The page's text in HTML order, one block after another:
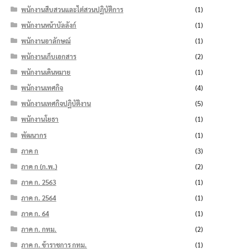
พนักงานสืบสวนและไต่สวนปฏิบัติการ
(1)
พนักงานหน้าบัลลังก์
(1)
พนักงานอาลักษณ์
(1)
พนักงานเก็บเอกสาร
(2)
พนักงานเดินหมาย
(1)
พนักงานเทศกิจ
(4)
พนักงานเทศกิจปฏิบัติงาน
(5)
พนักงานโยธา
(1)
พัฒนากร
(1)
ภาค ก
(3)
ภาค ก (ก.พ.)
(2)
ภาค ก. 2563
(1)
ภาค ก. 2564
(1)
ภาค ก. 64
(1)
ภาค ก. กทม.
(2)
ภาค ก. ข้าราชการ กทม.
(1)